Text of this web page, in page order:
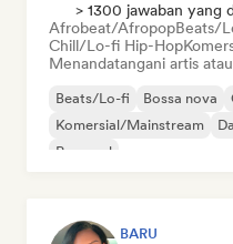
> 1300 jawaban yang
Afrobeat/AfropopBeats/
Chill/Lo-fi Hip-Hop
Menandatangani artis
Beats/Lo-fi Bossa nova
Komersial/Mainstream
Pop soul
BARU